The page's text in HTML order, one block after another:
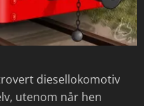
diesellokomotiv
utenom når hen